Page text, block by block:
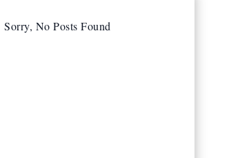
Sorry, No Posts Found